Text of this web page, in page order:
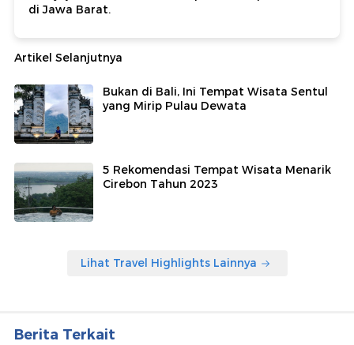
di Jawa Barat.
Artikel Selanjutnya
Bukan di Bali, Ini Tempat Wisata Sentul
yang Mirip Pulau Dewata
5 Rekomendasi Tempat Wisata Menarik
Cirebon Tahun 2023
Lihat Travel Highlights Lainnya
Berita Terkait